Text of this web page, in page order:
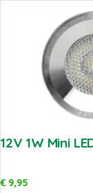
12V 1W Mini
€9,95